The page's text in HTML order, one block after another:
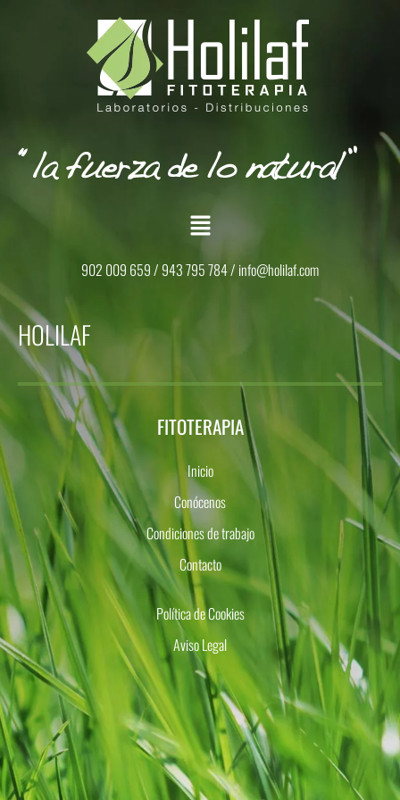
902 009 659 / 943 795 784 / info@holilaf.com
HOLILAF
FITOTERAPIA
Inicio
Conócenos
Condiciones de trabajo
Contacto
Política de Cookies
Aviso Legal